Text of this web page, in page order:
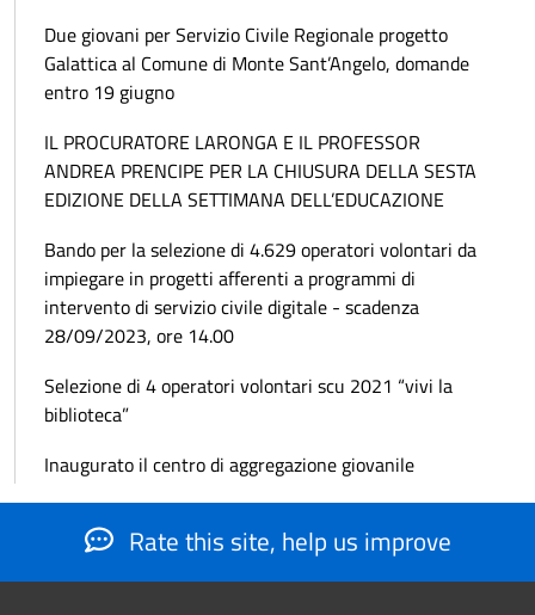
Due giovani per Servizio Civile Regionale progetto
Galattica al Comune di Monte Sant’Angelo, domande
entro 19 giugno
IL PROCURATORE LARONGA E IL PROFESSOR
ANDREA PRENCIPE PER LA CHIUSURA DELLA SESTA
EDIZIONE DELLA SETTIMANA DELL’EDUCAZIONE
Bando per la selezione di 4.629 operatori volontari da
impiegare in progetti afferenti a programmi di
intervento di servizio civile digitale - scadenza
28/09/2023, ore 14.00
Selezione di 4 operatori volontari scu 2021 “vivi la
biblioteca”
Inaugurato il centro di aggregazione giovanile
Rate this site, help us improve